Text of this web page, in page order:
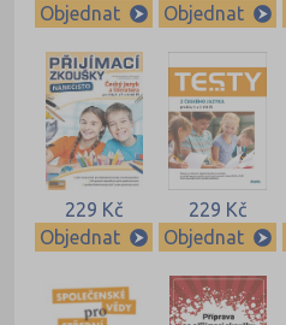
Objednat
Objednat
229 Kč
Objednat
229 Kč
Objednat